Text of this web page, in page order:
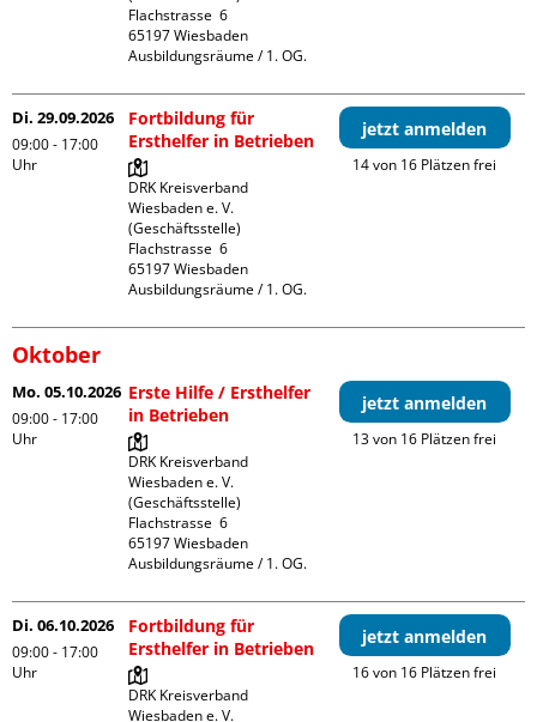
Flachstrasse  6
65197 Wiesbaden
Ausbildungsräume / 1. OG.
Di. 29.09.2026
09:00 - 17:00
Uhr
Fortbildung für
Ersthelfer in Betrieben
DRK Kreisverband
Wiesbaden e. V.
(Geschäftsstelle)
Flachstrasse  6
65197 Wiesbaden
Ausbildungsräume / 1. OG.
jetzt anmelden
14 von 16 Plätzen frei
Oktober
Mo. 05.10.2026
09:00 - 17:00
Uhr
Erste Hilfe / Ersthelfer
in Betrieben
DRK Kreisverband
Wiesbaden e. V.
(Geschäftsstelle)
Flachstrasse  6
65197 Wiesbaden
Ausbildungsräume / 1. OG.
jetzt anmelden
13 von 16 Plätzen frei
Di. 06.10.2026
09:00 - 17:00
Uhr
Fortbildung für
Ersthelfer in Betrieben
DRK Kreisverband
Wiesbaden e. V.
jetzt anmelden
16 von 16 Plätzen frei